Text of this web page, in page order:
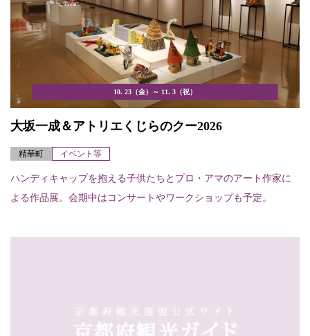
10. 23（金）～ 11. 3（祝）
大坂一成＆アトリエくじらのクー2026
精華町 イベント等
ハンディキャップを抱える子供たちとプロ・アマのアート作家に
よる作品展。会期中はコンサートやワークショップも予定。